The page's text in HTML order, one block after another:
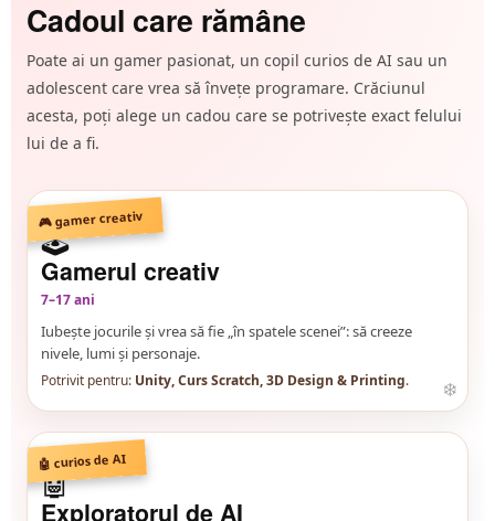
Cadoul care rămâne
Poate ai un gamer pasionat, un copil curios de AI sau un
adolescent care vrea să învețe programare. Crăciunul
acesta, poți alege un cadou care se potrivește exact felului
lui de a fi.
🎮 gamer creativ
🕹️
Gamerul creativ
7–17 ani
Iubește jocurile și vrea să fie „în spatele scenei”: să creeze
nivele, lumi și personaje.
Potrivit pentru: Unity, Curs Scratch, 3D Design & Printing.
🤖 curios de AI
🤖
Exploratorul de AI